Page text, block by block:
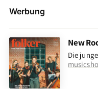
Werbung
New
Die